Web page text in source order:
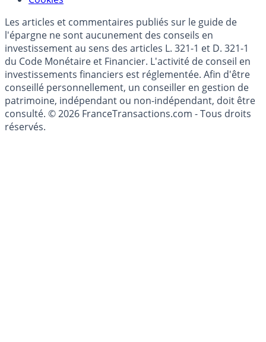
Les articles et commentaires publiés sur le guide de
l'épargne ne sont aucunement des conseils en
investissement au sens des articles L. 321-1 et D. 321-1
du Code Monétaire et Financier. L'activité de conseil en
investissements financiers est réglementée. Afin d'être
conseillé personnellement, un conseiller en gestion de
patrimoine, indépendant ou non-indépendant, doit être
consulté. © 2026 FranceTransactions.com - Tous droits
réservés.